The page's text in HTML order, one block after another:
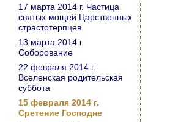
17 марта 2014 г. Частица
святых мощей Царственных
страстотерпцев
13 марта 2014 г.
Соборование
22 февраля 2014 г.
Вселенская родительская
суббота
15 февраля 2014 г.
Сретение Господне